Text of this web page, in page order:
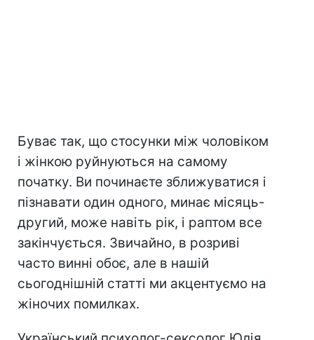
Буває так, що стосунки між чоловіком
і жінкою руйнуються на самому
початку. Ви починаєте зближуватися і
пізнавати один одного, минає місяць-
другий, може навіть рік, і раптом все
закінчується. Звичайно, в розриві
часто винні обоє, але в нашій
сьогоднішній статті ми акцентуємо на
жіночих помилках.